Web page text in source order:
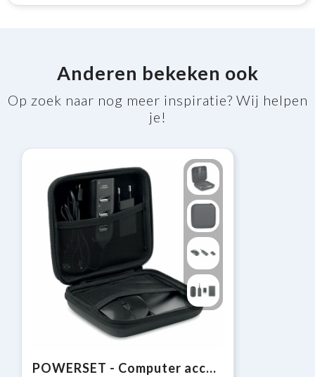
Anderen bekeken ook
Op zoek naar nog meer inspiratie? Wij helpen
je!
POWERSET - Computer accessoireset